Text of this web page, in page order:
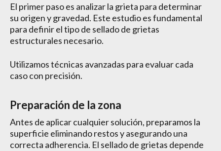
El primer paso es analizar la grieta para determinar
su origen y gravedad. Este estudio es fundamental
para definir el tipo de sellado de grietas
estructurales necesario.
Utilizamos técnicas avanzadas para evaluar cada
caso con precisión.
Preparación de la zona
Antes de aplicar cualquier solución, preparamos la
superficie eliminando restos y asegurando una
correcta adherencia. El sellado de grietas depende